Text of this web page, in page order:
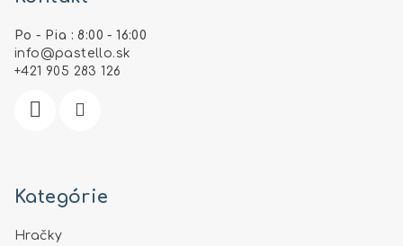
Po - Pia : 8:00 - 16:00
info @pastello.sk
+421 905 283 126
Kategórie
Hračky